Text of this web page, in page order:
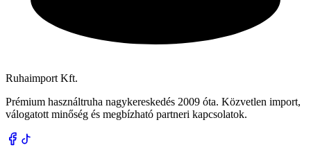
Ruhaimport Kft.
Prémium használtruha nagykereskedés 2009 óta. Közvetlen import,
válogatott minőség és megbízható partneri kapcsolatok.